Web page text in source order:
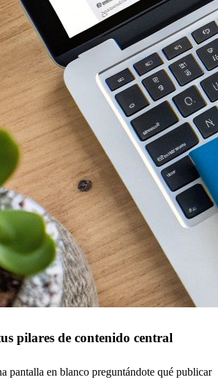
pilares de contenido central
pantalla en blanco preguntándote qué publicar